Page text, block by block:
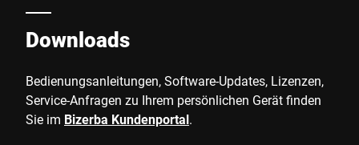
Downloads
Bedienungsanleitungen, Software-Updates, Lizenzen,
Service-Anfragen zu Ihrem persönlichen Gerät finden
Sie im Bizerba Kundenportal.